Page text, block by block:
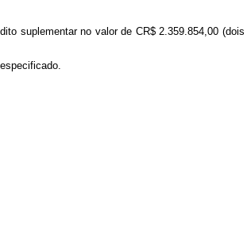
suplementar no valor de CR$ 2.359.854,00 (dois